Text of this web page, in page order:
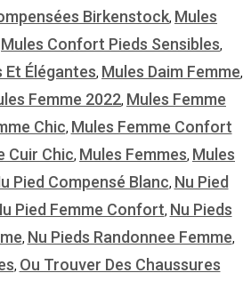
Birkenstock, Mules
Mules Confort Pieds Sensibles,
Élégantes, Mules Daim Femme,
Femme 2022, Mules Femme
Chic, Mules Femme Confort
Cuir Chic, Mules Femmes, Mules
Pied Compensé Blanc, Nu Pied
Pied Femme Confort, Nu Pieds
, Nu Pieds Randonnee Femme,
, Ou Trouver Des Chaussures